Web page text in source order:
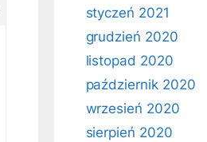
styczeń 2021
grudzień 2020
listopad 2020
październik 2020
wrzesień 2020
sierpień 2020